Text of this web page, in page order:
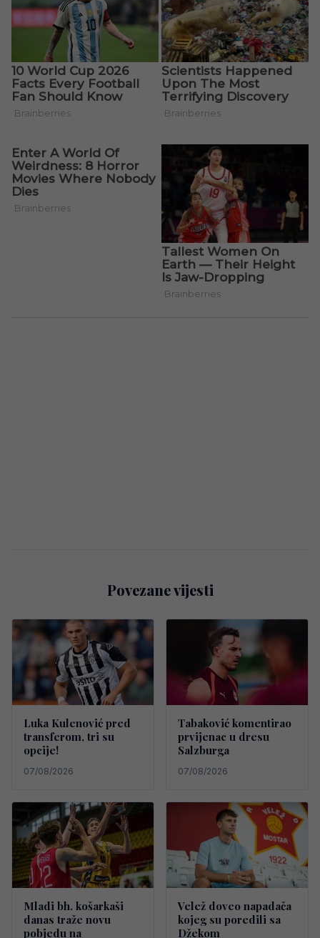
Povezane vijesti
Luka Kulenović pred
transferom, tri su
opcije!
07/08/2026
Tabaković komentirao
prvijenac u dresu
Salzburga
07/08/2026
Mladi bh. košarkaši
danas traže novu
pobjedu na
Velež doveo napadača
kojeg su poredili sa
Džekom